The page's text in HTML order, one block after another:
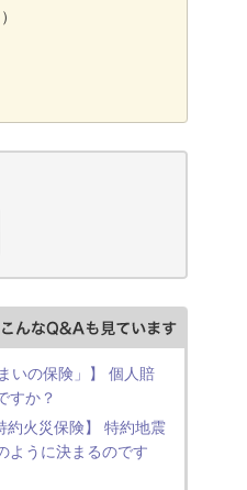
いの保険」】 個人賠
すか？
約火災保険】 特約地震
ように決まるのです